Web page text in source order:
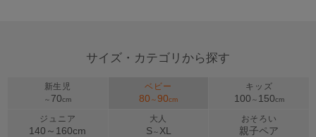
サイズ・カテゴリから探す
新生児
～ 70cm
ベビー
80 ～90cm
キッズ
100 ～ 150cm
ジュニア
140～ 160cm
大人
S～ XL
おそろい
親子ペア